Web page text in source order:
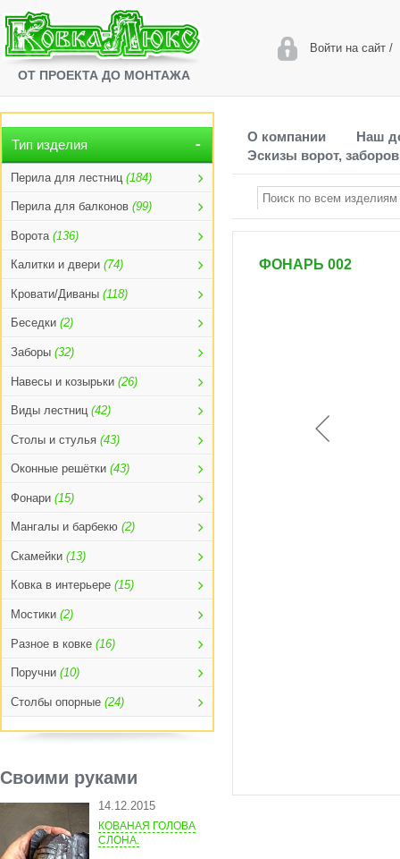
ОТ ПРОЕКТА ДО МОНТАЖА
Войти на сайт/
Тип изделия
Перила для лестниц (184)
Перила для балконов (99)
Ворота (136)
Калитки и двери (74)
Кровати/Диваны (118)
Беседки (2)
Заборы (32)
Навесы и козырьки (26)
Виды лестниц (42)
Столы и стулья (43)
Оконные решётки (43)
Фонари (15)
Мангалы и барбекю (2)
Скамейки (13)
Ковка в интерьере (15)
Мостики (2)
Разное в ковке (16)
Поручни (10)
Столбы опорные (24)
Своими руками
14.12.2015
КОВАНАЯ ГОЛОВА
СЛОНА.
О компании
Наш
Эскизы ворот, заборов
ФОНАРЬ 002